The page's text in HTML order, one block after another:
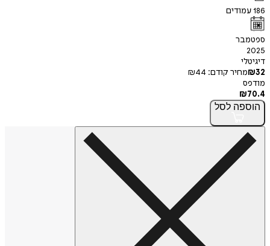
186עמודים
ספטמבר
2025
דיגיטלי
₪32 מחיר קודם: ₪44
מודפס
₪70.4
הוספה לסל